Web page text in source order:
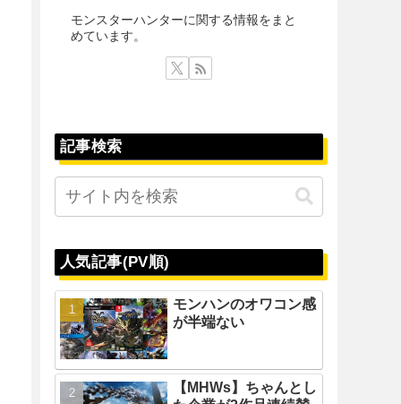
モンスターハンターに関する情報をまと
めています。
記事検索
人気記事(PV順)
モンハンのオワコン感
が半端ない
【MHWs】ちゃんとし